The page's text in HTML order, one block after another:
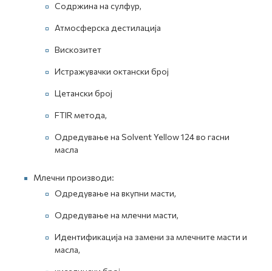
Содржина на сулфур,
Атмосферска дестилација
Вискозитет
Истражувачки октански број
Цетански број
FTIR метода,
Одредување на Solvent Yellow 124 во гасни
масла
Млечни производи:
Одредување на вкупни масти,
Одредување на млечни масти,
Идентификација на замени за млечните масти и
масла,